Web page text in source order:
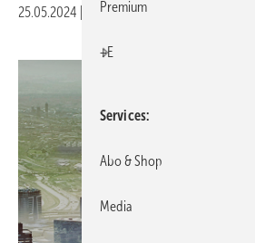
25.05.2024 Veröffentlicht in
Premium
+E
Services
Abo & Shop
Media